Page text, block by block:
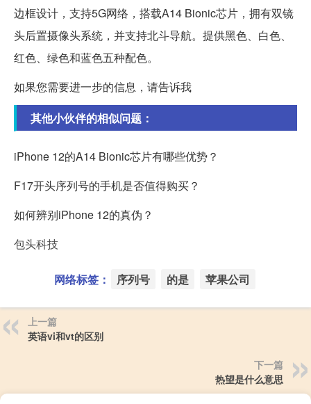
边框设计，支持5G网络，搭载A14 Bionic芯片，拥有双镜
头后置摄像头系统，并支持北斗导航。提供黑色、白色、
红色、绿色和蓝色五种配色。
如果您需要进一步的信息，请告诉我
其他小伙伴的相似问题：
iPhone 12的A14 Bionic芯片有哪些优势？
F17开头序列号的手机是否值得购买？
如何辨别iPhone 12的真伪？
包头科技
网络标签： 序列号 的是 苹果公司
上一篇
英语vi和vt的区别
下一篇
热望是什么意思